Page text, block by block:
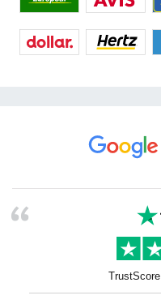
TrustScore